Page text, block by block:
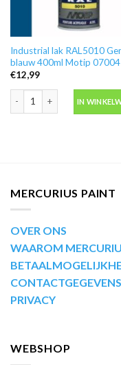
Industrial lak RAL5010
blauw 400ml Motip 07004
€12,99
Industrial lak RAL5010
IN
MERCURIUS PAINT
OVER ONS
WAAROM
CONTACTGEGEVENS
PRIVACY
WEBSHOP